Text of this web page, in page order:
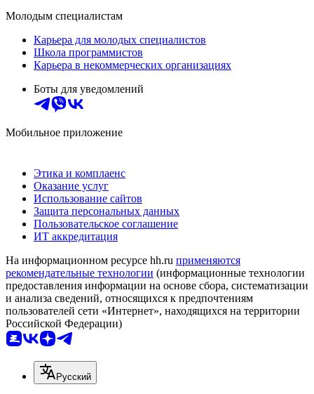
Молодым специалистам
Карьера для молодых специалистов
Школа программистов
Карьера в некоммерческих организациях
Боты для уведомлений
Мобильное приложение
Этика и комплаенс
Оказание услуг
Использование сайтов
Защита персональных данных
Пользовательское соглашение
ИТ аккредитация
На информационном ресурсе hh.ru применяются
рекомендательные технологии (информационные технологии
предоставления информации на основе сбора, систематизации
и анализа сведений, относящихся к предпочтениям
пользователей сети «Интернет», находящихся на территории
Российской Федерации)
Русский